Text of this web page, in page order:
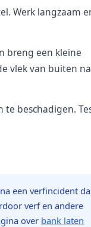
Werk langzaam
breng een kleine
vlek van buiten
te beschadigen.
een verfincident
verf en andere
over bank laten